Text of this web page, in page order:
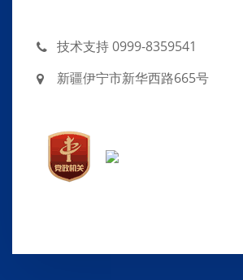
技术支持 0999-8359541
新疆伊宁市新华西路665号